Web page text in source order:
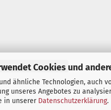
Cookies und
ähnliche Technologien, auch
unseres Angebotes zu
in unserer Datenschutzerklärung.
Vertrag widerrufen